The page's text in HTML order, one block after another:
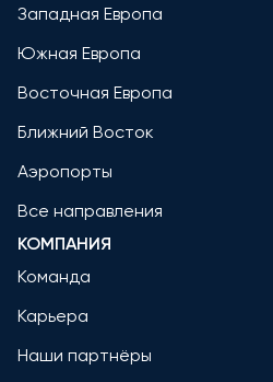
Западная Европа
Южная Европа
Восточная Европа
Ближний Восток
Аэропорты
Все направления
КОМПАНИЯ
Команда
Карьера
Наши партнёры